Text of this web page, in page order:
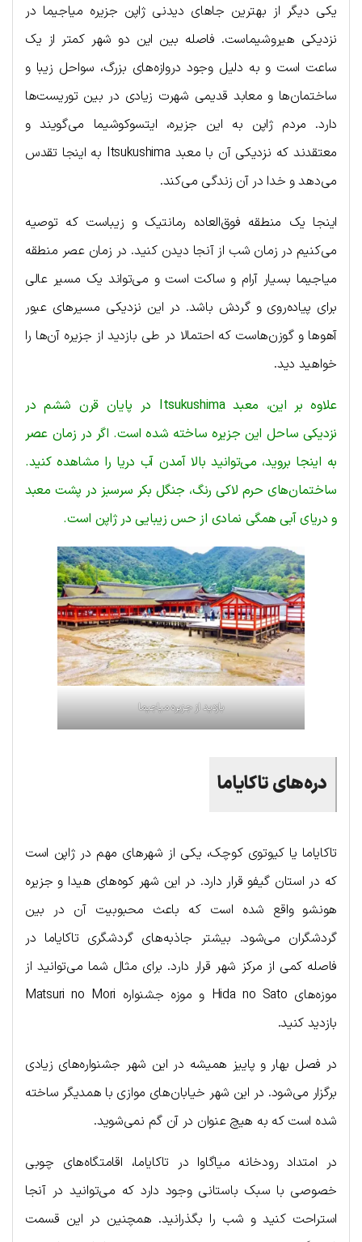
یکی دیگر از بهترین جاهای دیدنی ژاپن جزیره میاجیما در
نزدیکی هیروشیماست. فاصله بین این دو شهر کمتر از یک
ساعت است و به دلیل وجود دروازه‌های بزرگ، سواحل زیبا و
ساختمان‌ها و معابد قدیمی شهرت زیادی در بین توریست‌ها
دارد. مردم ژاپن به این جزیره، ایتسوکوشیما می‌گویند و
معتقدند که نزدیکی آن با معبد Itsukushima به اینجا تقدس
می‌دهد و خدا در آن زندگی می‌کند.
اینجا یک منطقه فوق‌العاده رمانتیک و زیباست که توصیه
می‌کنیم در زمان شب از آنجا دیدن کنید. در زمان عصر منطقه
میاجیما بسیار آرام و ساکت است و می‌تواند یک مسیر عالی
برای پیاده‌روی و گردش باشد. در این نزدیکی مسیرهای عبور
آهوها و گوزن‌هاست که احتمالا در طی بازدید از جزیره آن‌ها را
خواهید دید.
علاوه بر این، معبد Itsukushima در پایان قرن ششم در
نزدیکی ساحل این جزیره ساخته شده است. اگر در زمان عصر
به اینجا بروید، می‌توانید بالا آمدن آب دریا را مشاهده کنید.
ساختمان‌های حرم لاکی رنگ، جنگل بکر سرسبز در پشت معبد
و دریای آبی همگی نمادی از حس زیبایی در ژاپن است.
بازدید از جزیره میاجیما
درههایتاکایاما
تاکایاما یا کیوتوی کوچک، یکی از شهرهای مهم در ژاپن است
که در استان گیفو قرار دارد. در این شهر کوه‌های هیدا و جزیره
هونشو واقع شده است که باعث محبوبیت آن در بین
گردشگران می‌شود. بیشتر جاذبه‌های گردشگری تاکایاما در
فاصله کمی از مرکز شهر قرار دارد. برای مثال شما می‌توانید از
موزه‌های Hida no Sato و موزه جشنواره Matsuri no Mori
بازدید کنید.
در فصل بهار و پاییز همیشه در این شهر جشنواره‌های زیادی
برگزار می‌شود. در این شهر خیابان‌های موازی با همدیگر ساخته
شده است که به هیچ عنوان در آن گم نمی‌شوید.
در امتداد رودخانه میاگاوا در تاکایاما، اقامتگاه‌های چوبی
خصوصی با سبک باستانی وجود دارد که می‌توانید در آنجا
استراحت کنید و شب را بگذرانید. همچنین در این قسمت